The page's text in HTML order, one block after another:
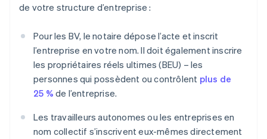
de votre structure d’entreprise :
Pour les BV, le notaire dépose l’acte et inscrit
l’entreprise en votre nom. Il doit également inscrire
les propriétaires réels ultimes (BEU) – les
personnes qui possèdent ou contrôlent plus de
25 % de l’entreprise.
Les travailleurs autonomes ou les entreprises en
nom collectif s’inscrivent eux-mêmes directement